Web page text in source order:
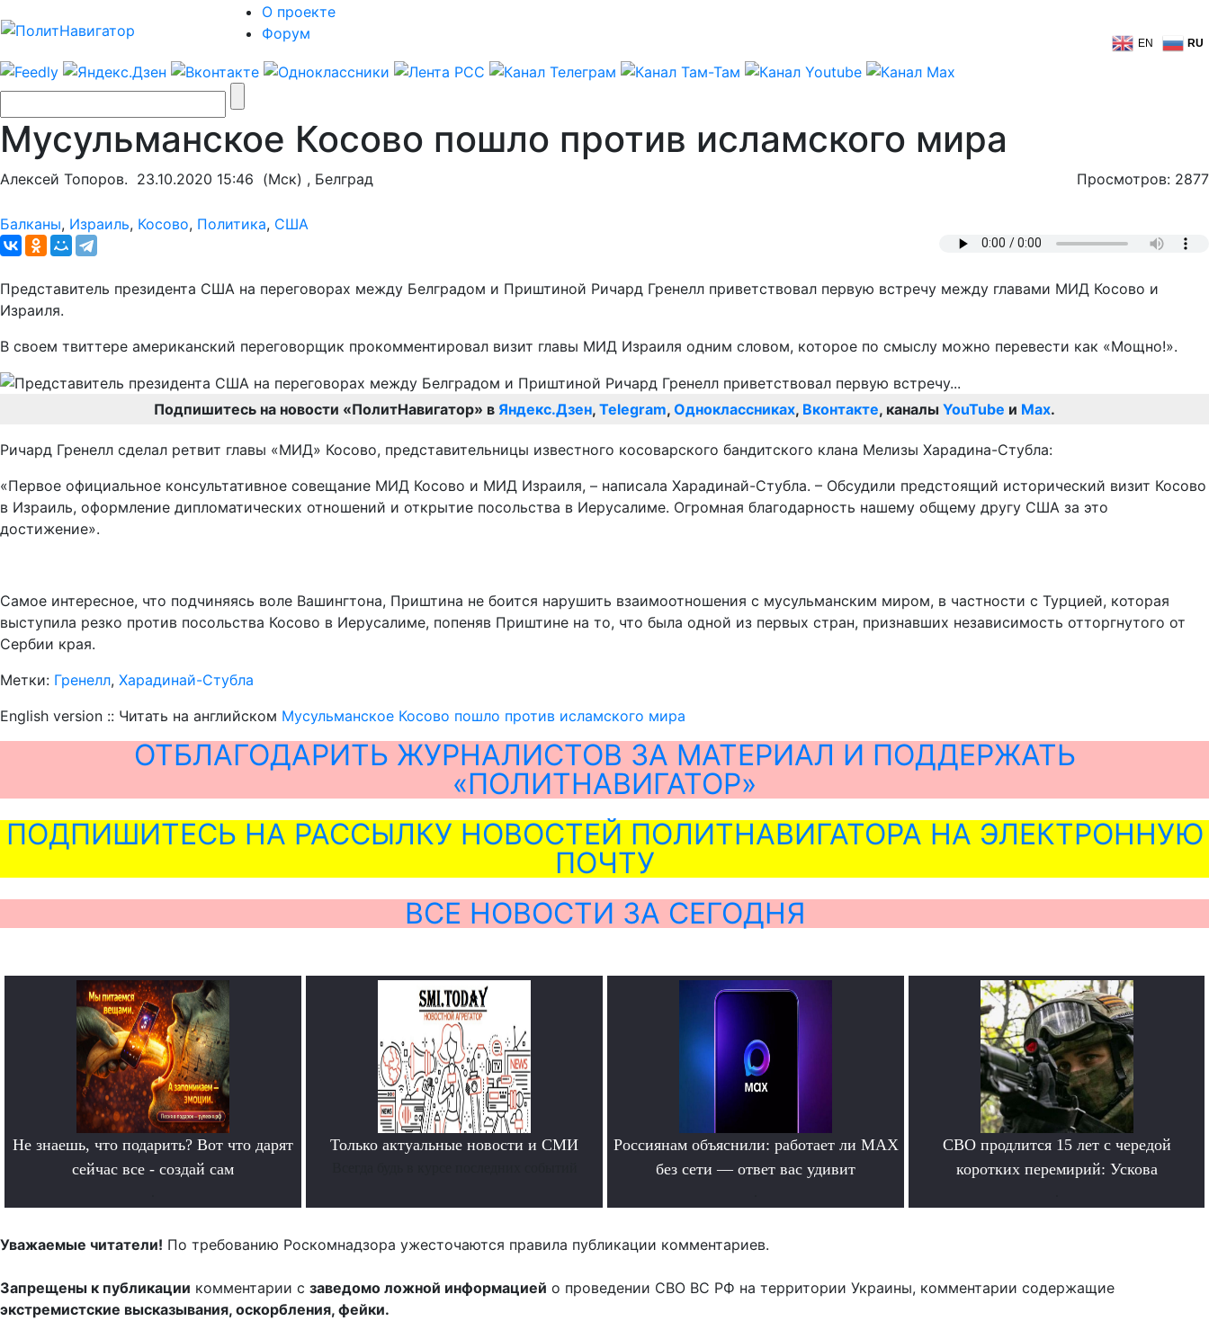
О проекте
Форум
EN RU
Мусульманское Косово пошло против исламского мира
Алексей Топоров. 23.10.2020 15:46 (Мск) , Белград Просмотров: 2877
Балканы, Израиль, Косово, Политика, США
Представитель президента США на переговорах между Белградом и Приштиной Ричард Гренелл приветствовал первую встречу между главами МИД Косово и
Израиля.
В своем твиттере американский переговорщик прокомментировал визит главы МИД Израиля одним словом, которое по смыслу можно перевести как «Мощно!».
Подпишитесь на новости «ПолитНавигатор» в Яндекс.Дзен, Telegram, Одноклассниках, Вконтакте, каналы YouTube и Max.
Ричард Гренелл сделал ретвит главы «МИД» Косово, представительницы известного косоварского бандитского клана Мелизы Харадина-Стубла:
«Первое официальное консультативное совещание МИД Косово и МИД Израиля, – написала Харадинай-Стубла. – Обсудили предстоящий исторический визит Косово
в Израиль, оформление дипломатических отношений и открытие посольства в Иерусалиме. Огромная благодарность нашему общему другу США за это
достижение».
Самое интересное, что подчиняясь воле Вашингтона, Приштина не боится нарушить взаимоотношения с мусульманским миром, в частности с Турцией, которая
выступила резко против посольства Косово в Иерусалиме, попеняв Приштине на то, что была одной из первых стран, признавших независимость отторгнутого от
Сербии края.
Метки: Гренелл, Харадинай-Стубла
English version :: Читать на английском Мусульманское Косово пошло против исламского мира
ОТБЛАГОДАРИТЬ ЖУРНАЛИСТОВ ЗА МАТЕРИАЛ И ПОДДЕРЖАТЬ
«ПОЛИТНАВИГАТОР»
ПОДПИШИТЕСЬ НА РАССЫЛКУ НОВОСТЕЙ ПОЛИТНАВИГАТОРА НА ЭЛЕКТРОННУЮ
ПОЧТУ
ВСЕ НОВОСТИ ЗА СЕГОДНЯ
Не знаешь, что подарить? Вот что дарят
сейчас все - создай сам
Только актуальные новости и СМИ
Россиянам объяснили: работает ли MAX
без сети — ответ вас удивит
СВО продлится 15 лет с чередой
коротких перемирий: Ускова
Уважаемые читатели! По требованию Роскомнадзора ужесточаются правила публикации комментариев.
Запрещены к публикации комментарии с заведомо ложной информацией о проведении СВО ВС РФ на территории Украины, комментарии содержащие
экстремистские высказывания, оскорбления, фейки.